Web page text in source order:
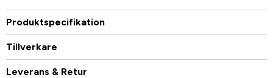
Produktspecifikation
Tillverkare
Leverans & Retur